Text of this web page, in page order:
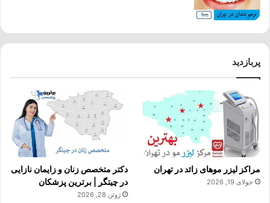
پربازدید
مراکز لیزر موهای زائد در تهران
جولای 19, 2026
دکتر متخصص زنان و زایمان نازایی
در چیتگر | برترین پزشکان
ژوئن 28, 2026